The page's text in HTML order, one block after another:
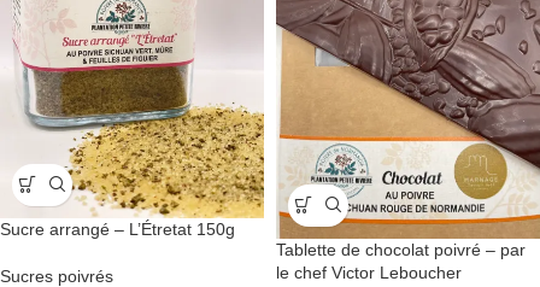
Sucre arrangé – L’Étretat 150g
Sucres poivrés
Tablette de chocolat poivré – par
le chef Victor Leboucher